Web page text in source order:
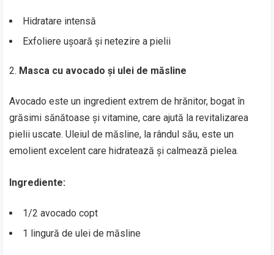
Hidratare intensă
Exfoliere ușoară și netezire a pielii
Masca cu avocado și ulei de măsline
Avocado este un ingredient extrem de hrănitor, bogat în
grăsimi sănătoase și vitamine, care ajută la revitalizarea
pielii uscate. Uleiul de măsline, la rândul său, este un
emolient excelent care hidratează și calmează pielea.
Ingrediente:
1/2 avocado copt
1 lingură de ulei de măsline